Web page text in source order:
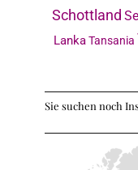
Schottland
Lanka Tansania
Sie suchen noch